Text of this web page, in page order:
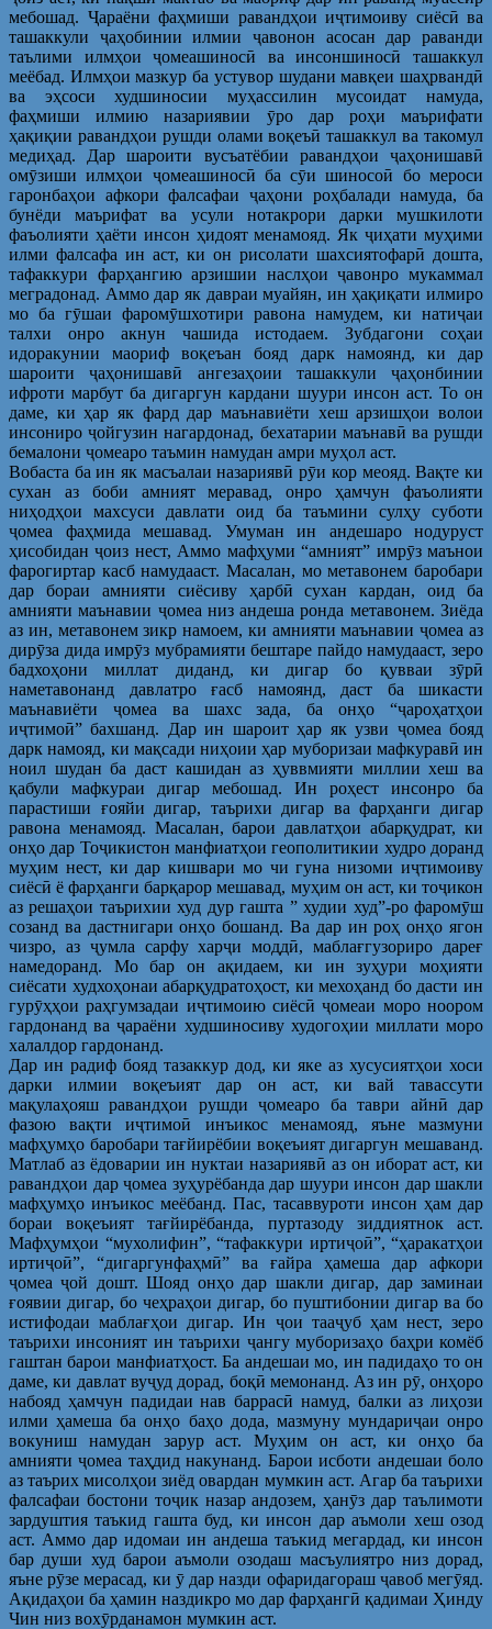
мебошад. Ҷараёни фаҳмиши равандҳои иҷтимоиву сиёсӣ ва
ташаккули ҷаҳобинии илмии ҷавонон асосан дар раванди
таълими илмҳои ҷомеашиносӣ ва инсоншиносӣ ташаккул
меёбад. Илмҳои мазкур ба устувор шудани мавқеи шаҳрвандӣ
ва эҳсоси худшиносии муҳассилин мусоидат намуда,
фаҳмиши илмию назариявии ӯро дар роҳи маърифати
ҳақиқии равандҳои рушди олами воқеъӣ ташаккул ва такомул
медиҳад. Дар шароити вусъатёбии равандҳои ҷаҳонишавӣ
омӯзиши илмҳои ҷомеашиносӣ ба сӯи шиносоӣ бо мероси
гаронбаҳои афкори фалсафаи ҷаҳони роҳбалади намуда, ба
бунёди маърифат ва усули нотакрори дарки мушкилоти
фаъолияти ҳаёти инсон ҳидоят менамояд. Як ҷиҳати муҳими
илми фалсафа ин аст, ки он рисолати шахсиятофарӣ дошта,
тафаккури фарҳангию арзишии наслҳои ҷавонро мукаммал
меградонад. Аммо дар як давраи муайян, ин ҳақиқати илмиро
мо ба гӯшаи фаромӯшхотири равона намудем, ки натиҷаи
талхи онро акнун чашида истодаем. Зубдагони соҳаи
идоракунии маориф воқеъан бояд дарк намоянд, ки дар
шароити ҷаҳонишавӣ ангезаҳоии ташаккули ҷаҳонбинии
ифроти марбут ба дигаргун кардани шуури инсон аст. То он
даме, ки ҳар як фард дар маънавиёти хеш арзишҳои волои
инсониро ҷойгузин нагардонад, бехатарии маънавӣ ва рушди
бемалони ҷомеаро таъмин намудан амри муҳол аст.
Вобаста ба ин як масъалаи назариявӣ рӯи кор меояд. Вақте ки
сухан аз боби амният меравад, онро ҳамчун фаъолияти
ниҳодҳои махсуси давлати оид ба таъмини сулҳу суботи
ҷомеа фаҳмида мешавад. Умуман ин андешаро нодуруст
ҳисобидан ҷоиз нест, Аммо мафҳуми “амният” имрӯз маънои
фарогиртар касб намудааст. Масалан, мо метавонем баробари
дар бораи амнияти сиёсиву ҳарбӣ сухан кардан, оид ба
амнияти маънавии ҷомеа низ андеша ронда метавонем. Зиёда
аз ин, метавонем зикр намоем, ки амнияти маънавии ҷомеа аз
дирӯза дида имрӯз мубрамияти бештаре пайдо намудааст, зеро
бадхоҳони миллат диданд, ки дигар бо қувваи зӯрӣ
наметавонанд давлатро ғасб намоянд, даст ба шикасти
маънавиёти ҷомеа ва шахс зада, ба онҳо “ҷароҳатҳои
иҷтимоӣ” бахшанд. Дар ин шароит ҳар як узви ҷомеа бояд
дарк намояд, ки мақсади ниҳоии ҳар муборизаи мафкуравӣ ин
ноил шудан ба даст кашидан аз ҳуввмияти миллии хеш ва
қабули мафкураи дигар мебошад. Ин роҳест инсонро ба
парастиши ғояйи дигар, таърихи дигар ва фарҳанги дигар
равона менамояд. Масалан, барои давлатҳои абарқудрат, ки
онҳо дар Тоҷикистон манфиатҳои геополитикии худро доранд
муҳим нест, ки дар кишвари мо чи гуна низоми иҷтимоиву
сиёсӣ ё фарҳанги барқарор мешавад, муҳим он аст, ки тоҷикон
аз решаҳои таърихии худ дур гашта ” худии худ”-ро фаромӯш
созанд ва дастнигари онҳо бошанд. Ва дар ин роҳ онҳо ягон
чизро, аз ҷумла сарфу харҷи моддӣ, маблағгузориро дареғ
намедоранд. Мо бар он ақидаем, ки ин зуҳури моҳияти
сиёсати худхоҳонаи абарқудратоҳост, ки мехоҳанд бо дасти ин
гурӯҳҳои раҳгумзадаи иҷтимоию сиёсӣ ҷомеаи моро ноором
гардонанд ва ҷараёни худшиносиву худогоҳии миллати моро
халалдор гардонанд.
Дар ин радиф бояд тазаккур дод, ки яке аз хусусиятҳои хоси
дарки илмии воқеъият дар он аст, ки вай тавассути
мақулаҳояш равандҳои рушди ҷомеаро ба таври айнӣ дар
фазою вақти иҷтимоӣ инъикос менамояд, яъне мазмуни
мафҳумҳо баробари тағйирёбии воқеъият дигаргун мешаванд.
Матлаб аз ёдоварии ин нуктаи назариявӣ аз он иборат аст, ки
равандҳои дар ҷомеа зуҳурёбанда дар шуури инсон дар шакли
мафҳумҳо инъикос меёбанд. Пас, тасаввуроти инсон ҳам дар
бораи воқеъият тағйирёбанда, пуртазоду зиддиятнок аст.
Мафҳумҳои “мухолифин”, “тафаккури иртиҷоӣ”, “ҳаракатҳои
иртиҷоӣ”, “дигаргунфаҳмӣ” ва ғайра ҳамеша дар афкори
ҷомеа ҷой дошт. Шояд онҳо дар шакли дигар, дар заминаи
ғоявии дигар, бо чеҳраҳои дигар, бо пуштибонии дигар ва бо
истифодаи маблағҳои дигар. Ин ҷои тааҷуб ҳам нест, зеро
таърихи инсоният ин таърихи ҷангу муборизаҳо баҳри комёб
гаштан барои манфиатҳост. Ба андешаи мо, ин падидаҳо то он
даме, ки давлат вуҷуд дорад, боқӣ мемонанд. Аз ин рӯ, онҳоро
набояд ҳамчун падидаи нав баррасӣ намуд, балки аз лиҳози
илми ҳамеша ба онҳо баҳо дода, мазмуну мундариҷаи онро
вокуниш намудан зарур аст. Муҳим он аст, ки онҳо ба
амнияти ҷомеа таҳдид накунанд. Барои исботи андешаи боло
аз таърих мисолҳои зиёд овардан мумкин аст. Агар ба таърихи
фалсафаи бостони тоҷик назар андозем, ҳанӯз дар таълимоти
зардуштия таъкид гашта буд, ки инсон дар аъмоли хеш озод
аст. Аммо дар идомаи ин андеша таъкид мегардад, ки инсон
бар души худ барои аъмоли озодаш масъулиятро низ дорад,
яъне рӯзе мерасад, ки ӯ дар назди офаридагораш ҷавоб мегӯяд.
Ақидаҳои ба ҳамин наздикро мо дар фарҳангӣ қадимаи Ҳинду
Чин низ вохӯрданамон мумкин аст.